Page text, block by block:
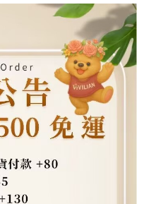
（以下簡稱本公司）所提供，讓
務，並由商店將買賣／分期付款
司帳單繳交帳款。
約關係目的，商店將以您的個人
大哥大進項蒐集、處理及利用，
確認、核對及更正。
oppay.tw/userRule
訊中的連結，可透過四大超商／
視為交易完成。
，但若您需要取消訂單，請聯絡
仍視為有效，需透過AFTEE先享
結帳頁面顯示為準，若有關於
問，請聯繫「AFTEE先享後付
support/home
AFTEE先享後付」服務完成之交
址：
或監護人之同意方可使用
費
費
費
查看運費